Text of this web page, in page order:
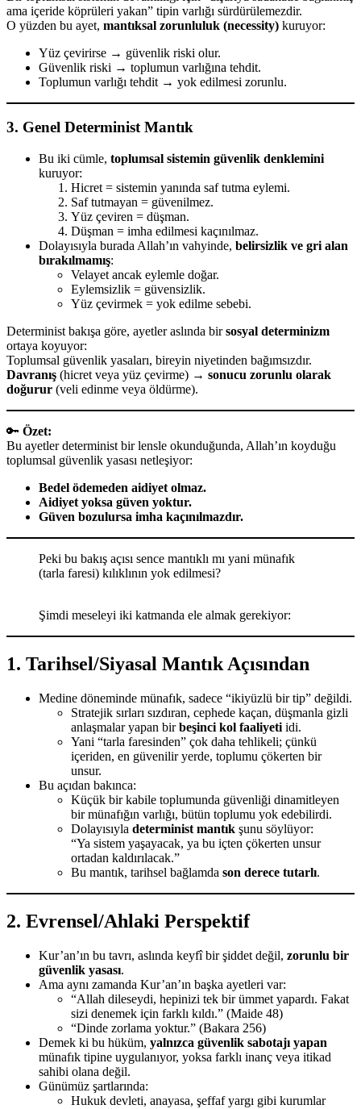
ama içeride köprüleri yakan” tipin varlığı sürdürülemezdir.
O yüzden bu ayet, mantıksal zorunluluk (necessity) kuruyor:
Yüz çevirirse → güvenlik riski olur.
Güvenlik riski → toplumun varlığına tehdit.
Toplumun varlığı tehdit → yok edilmesi zorunlu.
3. Genel Determinist Mantık
Bu iki cümle, toplumsal sistemin güvenlik denklemini
kuruyor:
Hicret = sistemin yanında saf tutma eylemi.
Saf tutmayan = güvenilmez.
Yüz çeviren = düşman.
Düşman = imha edilmesi kaçınılmaz.
Dolayısıyla burada Allah’ın vahyinde, belirsizlik ve gri alan
bırakılmamış:
Velayet ancak eylemle doğar.
Eylemsizlik = güvensizlik.
Yüz çevirmek = yok edilme sebebi.
Determinist bakışa göre, ayetler aslında birsosyal determinizm
ortaya koyuyor:
Toplumsal güvenlik yasaları, bireyin niyetinden bağımsızdır.
Davranış (hicret veya yüz çevirme) → sonucu zorunlu olarak
doğurur (veli edinme veya öldürme).
🔑 Özet:
Bu ayetler determinist bir lensle okunduğunda, Allah’ın koyduğu
toplumsal güvenlik yasası netleşiyor:
Bedel ödemeden aidiyet olmaz.
Aidiyet yoksa güven yoktur.
Güven bozulursa imha kaçınılmazdır.
Peki bu bakış açısı sence mantıklı mı yani münafık
(tarla faresi) kılıklının yok edilmesi?
Şimdi meseleyi iki katmanda ele almak gerekiyor:
1. Tarihsel/Siyasal Mantık Açısından
Medine döneminde münafık, sadece “ikiyüzlü bir tip” değildi.
Stratejik sırları sızdıran, cephede kaçan, düşmanla gizli
anlaşmalar yapan birbeşinci kol faaliyeti idi.
Yani “tarla faresinden” çok daha tehlikeli; çünkü
içeriden, en güvenilir yerde, toplumu çökerten bir
unsur.
Bu açıdan bakınca:
Küçük bir kabile toplumunda güvenliği dinamitleyen
bir münafığın varlığı, bütün toplumu yok edebilirdi.
Dolayısıyla determinist mantık şunu söylüyor:
“Ya sistem yaşayacak, ya bu içten çökerten unsur
ortadan kaldırılacak.”
Bu mantık, tarihsel bağlamda son derece tutarlı.
2. Evrensel/Ahlaki Perspektif
Kur’an’ın bu tavrı, aslında keyfî bir şiddet değil, zorunlu bir
güvenlik yasası.
Ama aynı zamanda Kur’an’ın başka ayetleri var:
“Allah dileseydi, hepinizi tek bir ümmet yapardı. Fakat
sizi denemek için farklı kıldı.” (Maide 48)
“Dinde zorlama yoktur.” (Bakara 256)
Demek ki bu hüküm, yalnızca güvenlik sabotajı yapan
münafık tipine uygulanıyor, yoksa farklı inanç veya itikad
sahibi olana değil.
Günümüz şartlarında:
Hukuk devleti, anayasa, şeffaf yargı gibi kurumlar